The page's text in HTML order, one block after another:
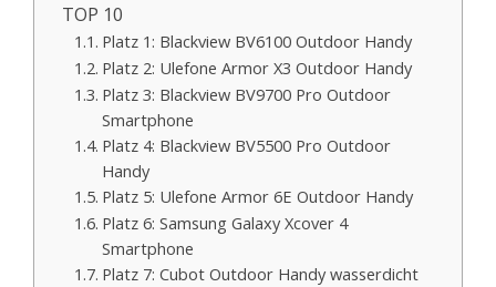
TOP 10
Platz 1: Blackview BV6100 Outdoor Handy
Platz 2: Ulefone Armor X3 Outdoor Handy
Platz 3: Blackview BV9700 Pro Outdoor
Smartphone
Platz 4: Blackview BV5500 Pro Outdoor
Handy
Platz 5: Ulefone Armor 6E Outdoor Handy
Platz 6: Samsung Galaxy Xcover 4
Smartphone
Platz 7: Cubot Outdoor Handy wasserdicht